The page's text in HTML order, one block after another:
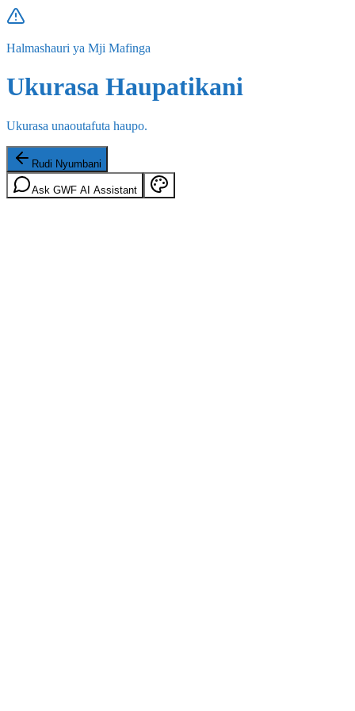
Halmashauri ya Mji Mafinga
Ukurasa Haupatikani
Ukurasa unaoutafuta haupo.
Rudi Nyumbani
Ask GWF AI Assistant